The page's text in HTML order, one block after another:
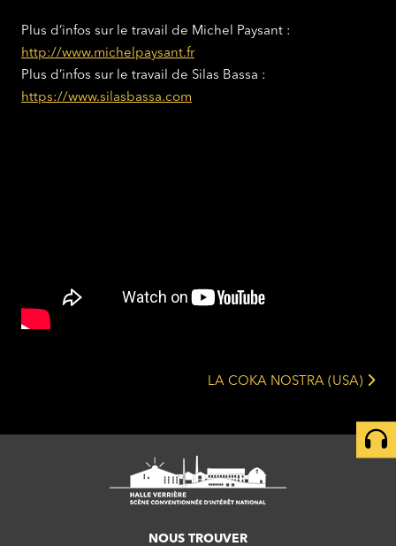
Plus d’infos sur le travail de Michel Paysant :
http://www.michelpaysant.fr
Plus d’infos sur le travail de Silas Bassa :
https://www.silasbassa.com
LA COKA NOSTRA (USA)
NOUS TROUVER